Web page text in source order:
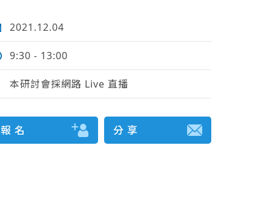
2021.12.04
9:30 - 13:00
本研討會採網路 Live 直播
報 名 分 享